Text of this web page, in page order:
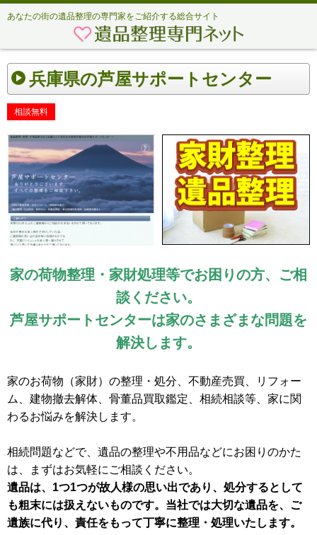
あなたの街の遺品整理の専門家をご紹介する総合サイト
兵庫県の芦屋サポートセンター
相談無料
家の荷物整理・家財処理等でお困りの方、ご相
談ください。
芦屋サポートセンターは家のさまざまな問題を
解決します。
家のお荷物（家財）の整理・処分、不動産売買、リフォー
ム、建物撤去解体、骨董品買取鑑定、相続相談等、家に関
わるお悩みを解決します。
相続問題などで、遺品の整理や不用品などにお困りのかた
は、まずはお気軽にご相談ください。
遺品は、1つ1つが故人様の思い出であり、処分するとして
も粗末には扱えないものです。当社では大切な遺品を、ご
遺族に代り、責任をもって丁寧に整理・処理いたします。